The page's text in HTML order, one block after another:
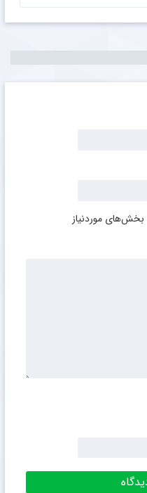
بخش‌های موردنیاز